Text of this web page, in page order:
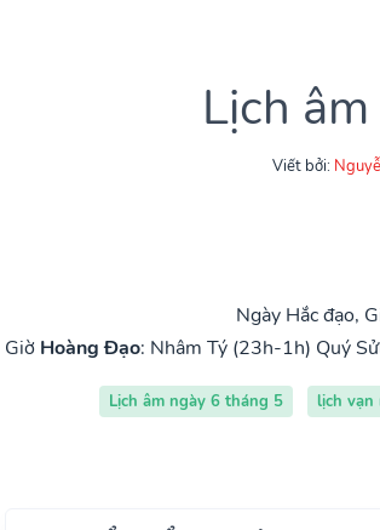
Lịch
Viết bởi:
Ngày Hắc đạo,
Giờ Hoàng Đạo: Nhâm Tý (23h-1h) Quý
Lịch âm ngày 6 tháng 5 lịch vạn